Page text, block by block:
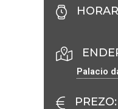
Palacio
PREZO: